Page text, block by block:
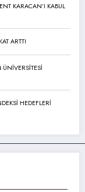
KARACAN’I KABUL
ARTTI
HEDEFLERİ